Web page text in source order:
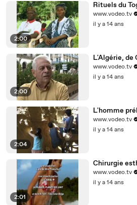
2:00
Rituels du
www.vodeo.tv
il y a 14 ans
2:00
L'Algérie, de
www.vodeo.tv
il y a 14 ans
2:04
L'homme
www.vodeo.tv
il y a 14 ans
2:01
Chirurgie
www.vodeo.tv
il y a 14 ans